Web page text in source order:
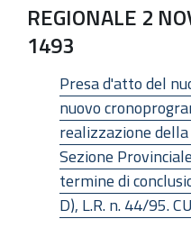
REGIONALE 2
1493
Presa d'atto del
nuovo
realizzazione della
Sezione
termine di
D), L.R. n. 44/95.